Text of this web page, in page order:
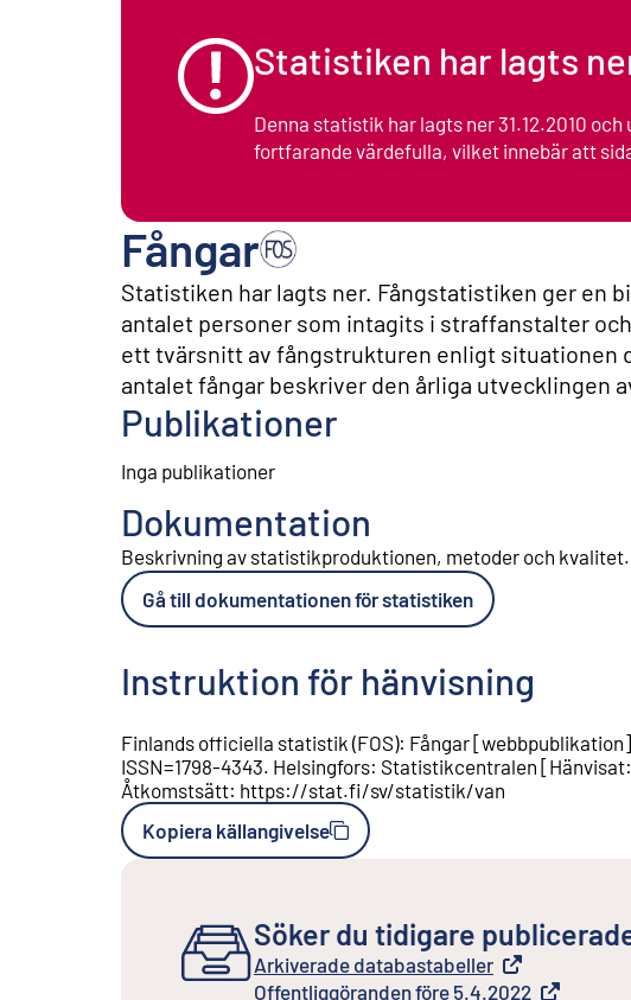
Statistiken har lagts
Denna statistik har lagts ner 31.12.2010
fortfarande värdefulla, vilket innebär att
Fångar
Statistiken har lagts ner. Fångstatistiken ger en
antalet personer som intagits i straffanstalter
ett tvärsnitt av fångstrukturen enligt situationen
antalet fångar beskriver den årliga utvecklingen
Publikationer
Inga publikationer
Dokumentation
Beskrivning av statistikproduktionen, metoder och kvalitet.
Gå till dokumentationen för statistiken
Instruktion för hänvisning
Finlands officiella statistik (FOS): Fångar[webbpublikation
ISSN=1798-4343. Helsingfors: Statistikcentralen [Hänvisat:
Åtkomstsätt: https://stat.fi/sv/statistik/van
Kopiera källangivelse
Söker du tidigare
Arkiverade databastabeller
Extern länk
Offentliggöranden före 5.4.2022